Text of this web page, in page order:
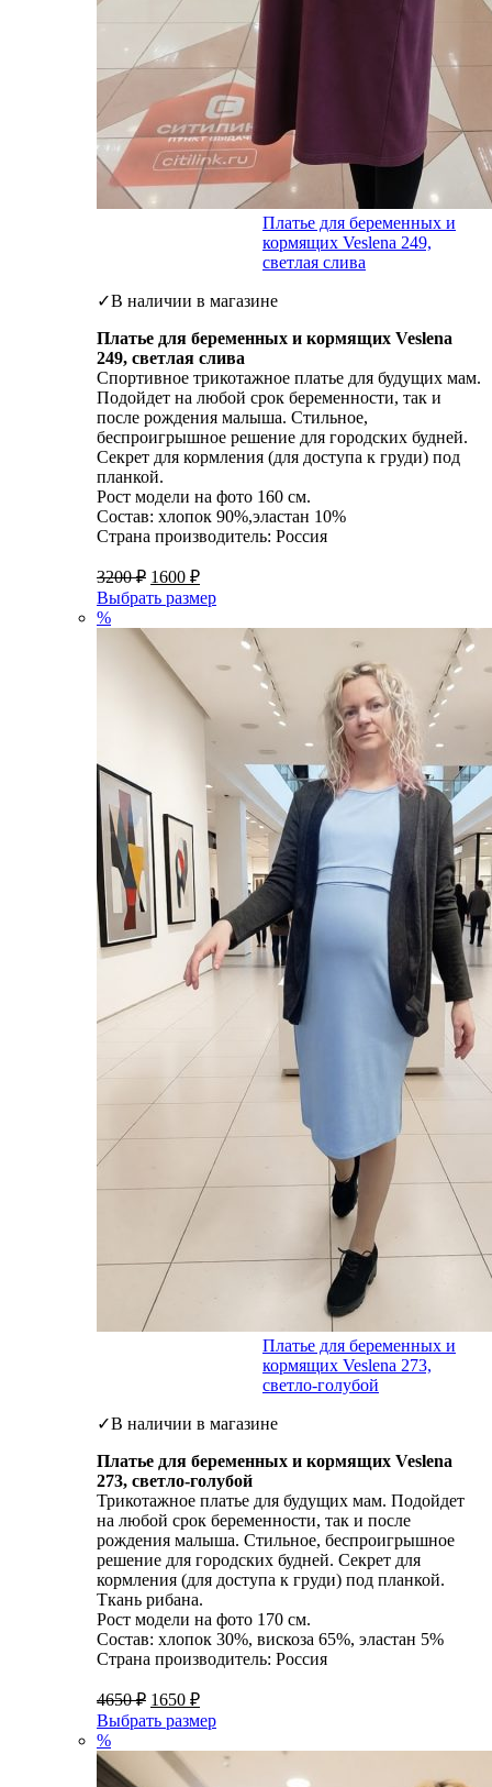
Платье для беременных и
кормящих Veslena 249,
светлая слива
✓В наличии в магазине
Платье для беременных и кормящих Veslena
249, светлая слива
Спортивное трикотажное платье для будущих мам.
Подойдет на любой срок беременности, так и
после рождения малыша. Стильное,
беспроигрышное решение для городских будней.
Секрет для кормления (для доступа к груди) под
планкой.
Рост модели на фото 160 см.
Состав: хлопок 90%,эластан 10%
Страна производитель: Россия
3200₽ 1600 ₽
Выбрать размер
%
Платье для беременных и
кормящих Veslena 273,
светло-голубой
✓В наличии в магазине
Платье для беременных и кормящих Veslena
273, светло-голубой
Трикотажное платье для будущих мам. Подойдет
на любой срок беременности, так и после
рождения малыша. Стильное, беспроигрышное
решение для городских будней. Секрет для
кормления (для доступа к груди) под планкой.
Ткань рибана.
Рост модели на фото 170 см.
Состав: хлопок 30%, вискоза 65%, эластан 5%
Страна производитель: Россия
4650₽ 1650 ₽
Выбрать размер
%